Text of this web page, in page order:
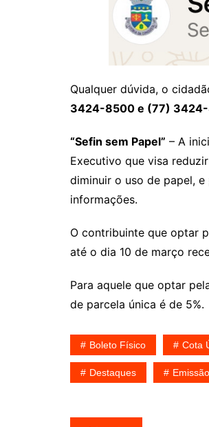
Qualquer dúvida, o
3424-8500 e (77)
“Sefin sem Papel” – A
Executivo que visa
diminuir o uso de papel,
informações.
O contribuinte que optar
até o dia 10 de março
Para aquele que optar
de parcela única é de 5%.
Boleto Físico Cota
Destaques Emissão